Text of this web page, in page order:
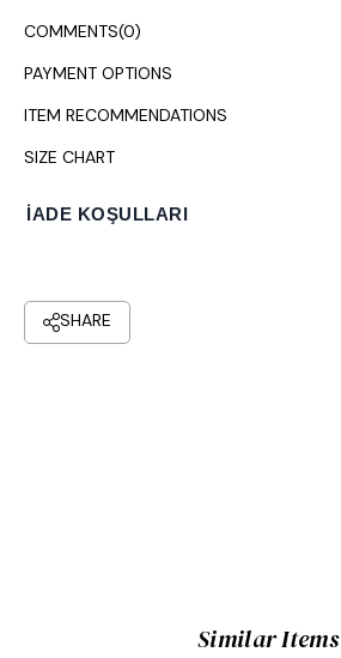
COMMENTS(0)
PAYMENT OPTIONS
ITEM RECOMMENDATIONS
SIZE CHART
İADE KOŞULLARI
Similar Items